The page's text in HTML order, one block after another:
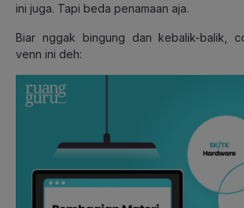
ini juga. Tapi beda penamaan aja.
Biar nggak bingung dan kebalik-balik,
venn ini deh: